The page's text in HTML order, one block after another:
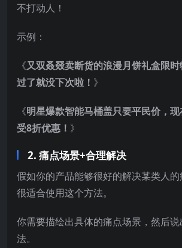
不打动人！
示例：
《又双叒叕卖断货的浪漫月饼礼盒限
过了就没下次啦！ 》
《明星爆款智能马桶盖只要平民价，
受8折优惠！ 》
2. 痛点场景+合理解决
假如你的产品能够很好的解决某类人
很适合使用这个方法。
你需要描绘出具体的痛点场景，然后
法。